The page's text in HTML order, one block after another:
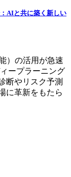
AIと共に築く新しい
）の活用が急速
ープラーニング
断やリスク予測
に革新をもたら